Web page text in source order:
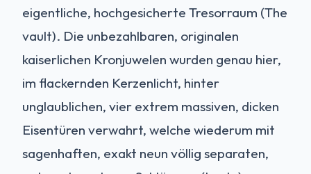
eigentliche, hochgesicherte Tresorraum (The
vault). Die unbezahlbaren, originalen
kaiserlichen Kronjuwelen wurden genau hier,
im flackernden Kerzenlicht, hinter
unglaublichen, vier extrem massiven, dicken
Eisentüren verwahrt, welche wiederum mit
sagenhaften, exakt neun völlig separaten,